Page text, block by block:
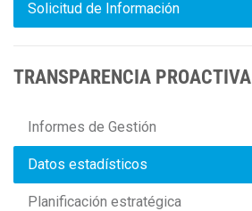
Solicitud de Información
TRANSPARENCIA PROACTIVA
Informes de Gestión
Datos estadísticos
Planificación estratégica